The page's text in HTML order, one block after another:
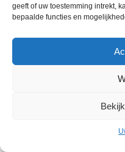
geeft of uw toestemming intrekt,
bepaalde functies en
© 2013 - 2026 De